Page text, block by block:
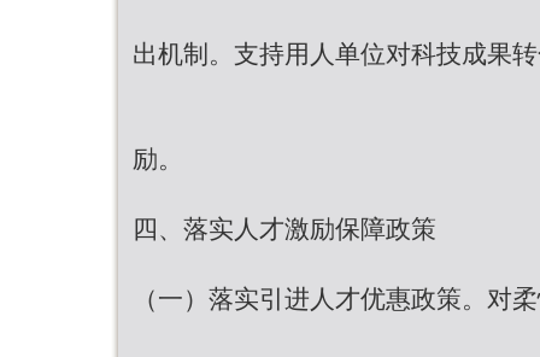
出机制。支持用人单位对科技成果
励。
四、落实人才激励保障政策
（一）落实引进人才优惠政策。对